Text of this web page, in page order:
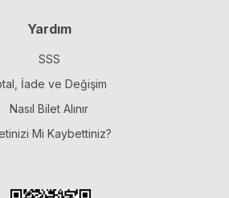
Yardım
SSS
İade ve Değişim
Nasıl Bilet Alınır
Mi Kaybettiniz?